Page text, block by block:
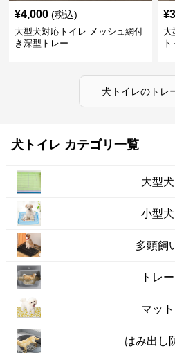
¥4,000 (税込)
大型犬対応トイレ メッシュ網付
き深型トレー
¥
大
犬トイレのトレ
犬トイレ カテゴリ一覧
大型犬
小型犬
多頭飼
トレー
マット
はみ出し